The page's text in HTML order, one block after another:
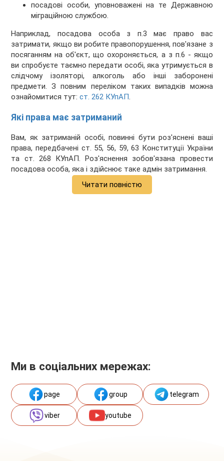
посадові особи, уповноважені на те Державною
міграційною службою.
Наприклад, посадова особа з п.3 має право вас
затримати, якщо ви робите правопорушення, пов'язане з
посяганням на об'єкт, що охороняється, а з п.6 - якщо
ви спробуєте таємно передати особі, яка утримується в
слідчому ізоляторі, алкоголь або інші заборонені
предмети. З повним переліком таких випадків можна
ознайомитися тут:ст. 262 КУпАП.
Які права має затриманий
Вам, як затриманій особі, повинні бути роз'яснені ваші
права, передбачені ст. 55, 56, 59, 63 Конституції України
та ст. 268 КУпАП. Роз'яснення зобов'язана провести
посадова особа, яка і здійснює таке адмін затримання.
Читати повністю
Ми в соціальних мережах:
page group telegram
viber youtube